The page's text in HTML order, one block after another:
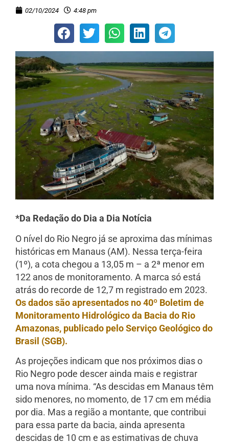
02/10/2024 4:48 pm
*Da Redação do Dia a Dia Notícia
O nível do Rio Negro já se aproxima das mínimas
históricas em Manaus (AM). Nessa terça-feira
(1º), a cota chegou a 13,05 m – a 2ª menor em
122 anos de monitoramento. A marca só está
atrás do recorde de 12,7 m registrado em 2023.
Os dados são apresentados no 40º Boletim de
Monitoramento Hidrológico da Bacia do Rio
Amazonas, publicado pelo Serviço Geológico do
Brasil (SGB).
As projeções indicam que nos próximos dias o
Rio Negro pode descer ainda mais e registrar
uma nova mínima. “As descidas em Manaus têm
sido menores, no momento, de 17 cm em média
por dia. Mas a região a montante, que contribui
para essa parte da bacia, ainda apresenta
descidas de 10 cm e as estimativas de chuva